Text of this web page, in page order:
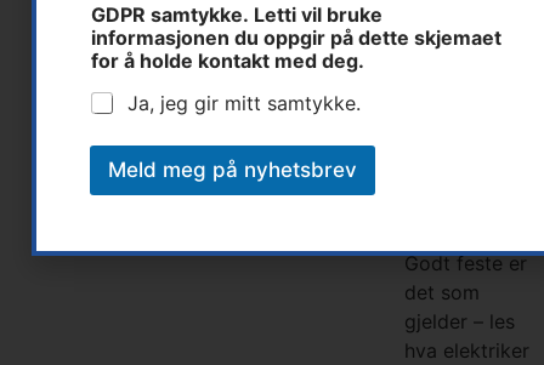
der
Godt feste er
det som
gjelder – les
hva elektriker
d
r
e
s
s
t
e
GDPR samtykke. Letti vil bruke
informasjonen du oppgir på dette skjemaet
for å holde kontakt med deg.
Ja, jeg gir mitt samtykke.
Meld meg på nyhetsbrev